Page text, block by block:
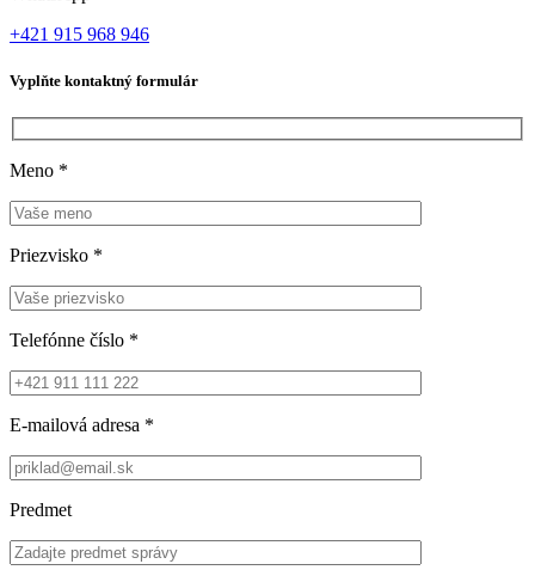
+421 915 968 946
Vyplňte kontaktný formulár
Meno *
Priezvisko *
Telefónne číslo *
E-mailová adresa *
Predmet